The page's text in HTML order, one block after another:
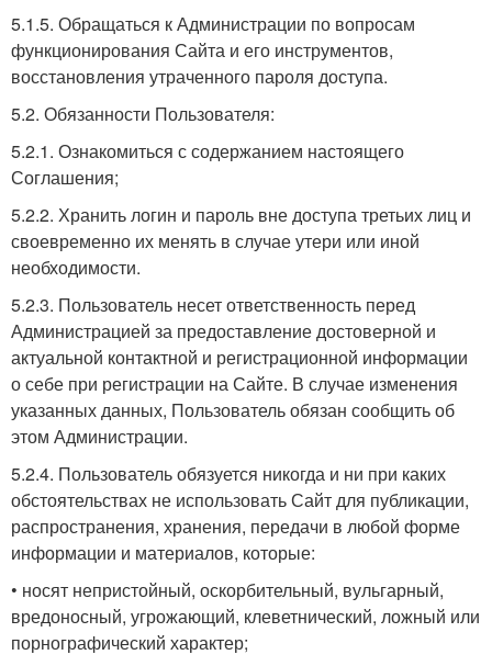
5.1.5. Обращаться к Администрации по вопросам
функционирования Сайта и его инструментов,
восстановления утраченного пароля доступа.
5.2. Обязанности Пользователя:
5.2.1. Ознакомиться с содержанием настоящего
Соглашения;
5.2.2. Хранить логин и пароль вне доступа третьих лиц и
своевременно их менять в случае утери или иной
необходимости.
5.2.3. Пользователь несет ответственность перед
Администрацией за предоставление достоверной и
актуальной контактной и регистрационной информации
о себе при регистрации на Сайте. В случае изменения
указанных данных, Пользователь обязан сообщить об
этом Администрации.
5.2.4. Пользователь обязуется никогда и ни при каких
обстоятельствах не использовать Сайт для публикации,
распространения, хранения, передачи в любой форме
информации и материалов, которые:
• носят непристойный, оскорбительный, вульгарный,
вредоносный, угрожающий, клеветнический, ложный или
порнографический характер;